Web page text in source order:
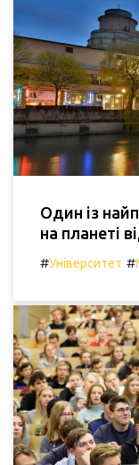
Один із
на планеті
#Університет #